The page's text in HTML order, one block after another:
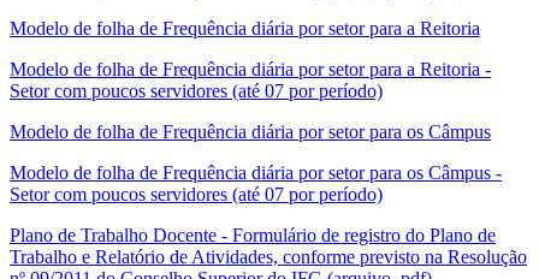
Modelo de folha de Frequência diária por setor para a Reitoria
Modelo de folha de Frequência diária por setor para a Reitoria -
Setor com poucos servidores (até 07 por período)
Modelo de folha de Frequência diária por setor para os Câmpus
Modelo de folha de Frequência diária por setor para os Câmpus -
Setor com poucos servidores (até 07 por período)
Plano de Trabalho Docente - Formulário de registro do Plano de
Trabalho e Relatório de Atividades, conforme previsto na Resolução